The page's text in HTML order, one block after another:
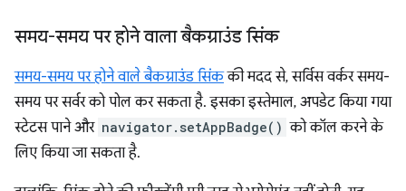
समय-समय पर होने वाला बैकग्राउंड सिंक
समय-समय पर होने वाले बैकग्राउंड सिंककी मदद से, सर्विस वर्कर समय-
समय पर सर्वर को पोल कर सकता है. इसका इस्तेमाल, अपडेट किया गया
स्टेटस पाने और navigator.setAppBadge() को कॉल करने के
लिए किया जा सकता है.